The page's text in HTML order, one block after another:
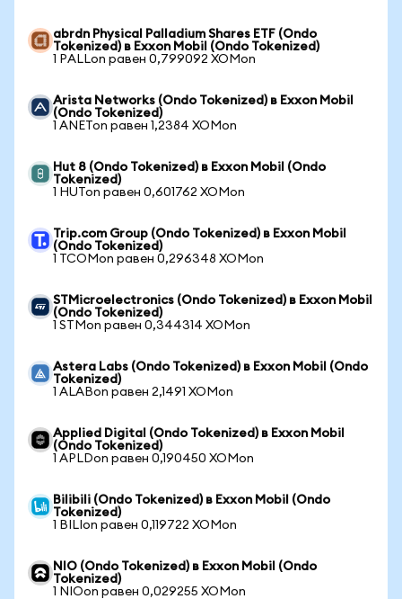
abrdn Physical Palladium Shares ETF (Ondo
Tokenized) в Exxon Mobil (Ondo Tokenized)
1 PALLon равен 0,799092 XOMon
Arista Networks (Ondo Tokenized) в Exxon Mobil
(Ondo Tokenized)
1 ANETon равен 1,2384 XOMon
Hut 8 (Ondo Tokenized) в Exxon Mobil (Ondo
Tokenized)
1 HUTon равен 0,601762 XOMon
Trip.com Group (Ondo Tokenized) в Exxon Mobil
(Ondo Tokenized)
1 TCOMon равен 0,296348 XOMon
STMicroelectronics (Ondo Tokenized) в Exxon Mobil
(Ondo Tokenized)
1 STMon равен 0,344314 XOMon
Astera Labs (Ondo Tokenized) в Exxon Mobil (Ondo
Tokenized)
1 ALABon равен 2,1491 XOMon
Applied Digital (Ondo Tokenized) в Exxon Mobil
(Ondo Tokenized)
1 APLDon равен 0,190450 XOMon
Bilibili (Ondo Tokenized) в Exxon Mobil (Ondo
Tokenized)
1 BILIon равен 0,119722 XOMon
NIO (Ondo Tokenized) в Exxon Mobil (Ondo
Tokenized)
1 NIOon равен 0,029255 XOMon